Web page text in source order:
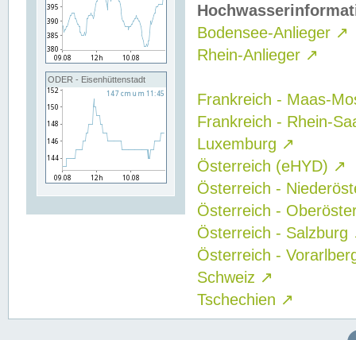
ODER - Eisenhüttenstadt
Bodensee-Anlieger ↗
Rhein-Anlieger ↗
Frankreich - Maas-
Frankreich - Rhein-
Luxemburg ↗
Österreich (eHYD) ↗
Österreich -
Österreich -
Österreich - Salzburg
Österreich -
Schweiz ↗
Tschechien ↗